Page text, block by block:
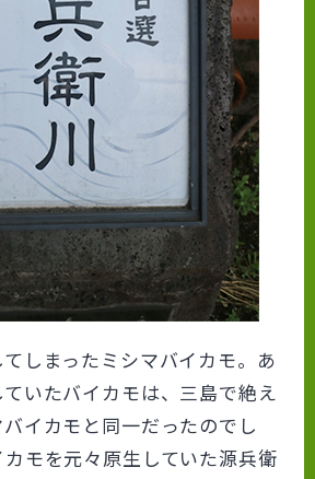
しまったミシマバイカモ。あ
いたバイカモは、三島で絶え
イカモと同一だったのでし
モを元々原生していた源兵衛